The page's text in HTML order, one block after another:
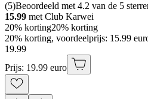
(5)Beoordeeld met 4.2 van de 5
15.99 met Club Karwei
20% korting20% korting
20% korting, voordeelprijs: 15.99
19.99
Prijs: 19.99 euro